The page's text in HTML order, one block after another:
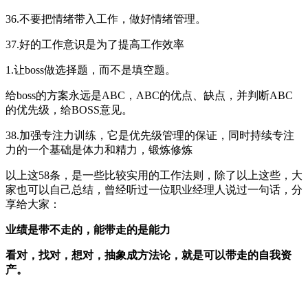
36.不要把情绪带入工作，做好情绪管理。
37.好的工作意识是为了提高工作效率
1.让boss做选择题，而不是填空题。
给boss的方案永远是ABC，ABC的优点、缺点，并判断ABC
的优先级，给BOSS意见。
38.加强专注⼒训练，它是优先级管理的保证，同时持续专注
⼒的⼀个基础是体⼒和精⼒，锻炼修炼
以上这58条，是一些比较实用的工作法则，除了以上这些，大
家也可以自己总结，曾经听过一位职业经理人说过一句话，分
享给大家：
业绩是带不走的，能带走的是能力
看对，找对，想对，抽象成方法论，就是可以带走的自我资
产。